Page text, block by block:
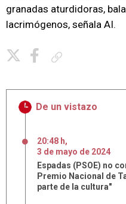
granadas aturdidoras,
lacrimógenos, señala AI.
De un vistazo
20:48 h,
3 de mayo de 2024
Espadas (PSOE) no
Premio Nacional de
parte de la cultura"